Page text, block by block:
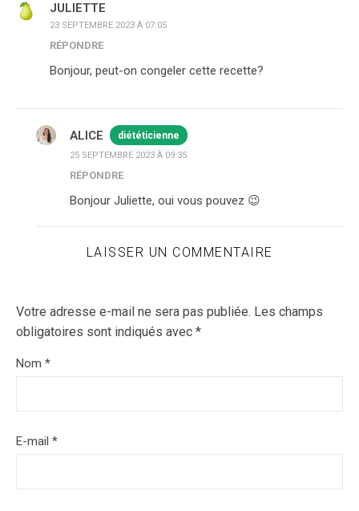
JULIETTE
23 SEPTEMBRE 2023 À 07:05
RÉPONDRE
Bonjour, peut-on congeler cette recette?
ALICE diététicienne
25 SEPTEMBRE 2023 À 09:35
RÉPONDRE
Bonjour Juliette, oui vous pouvez 😉
LAISSER UN COMMENTAIRE
Votre adresse e-mail ne sera pas publiée. Les champs
obligatoires sont indiqués avec *
Nom *
E-mail *